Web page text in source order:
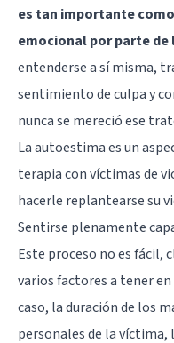
es tan importante
emocional por parte
entenderse a sí misma,
sentimiento de culpa y
nunca se mereció ese
La autoestima es un
terapia con víctimas de
hacerle replantearse su
Sentirse plenamente
Este proceso no es fácil,
varios factores a tener
caso, la duración de los
personales de la víctima,